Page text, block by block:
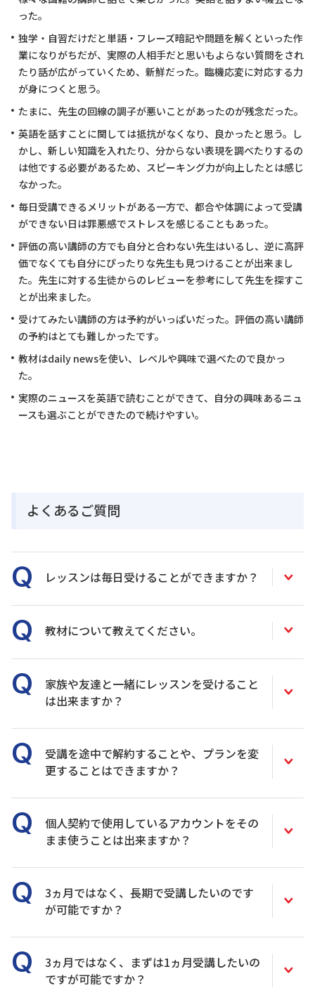
った。
独学・自習だけだと単語・フレーズ暗記や問題を解くといった作
業になりがちだが、実際の人相手だと思いもよらない質問をされ
たり話が広がっていくため、新鮮だった。臨機応変に対応する力
が身につくと思う。
たまに、先生の回線の調子が悪いことがあったのが残念だった。
英語を話すことに関しては抵抗がなくなり、良かったと思う。し
かし、新しい知識を入れたり、分からない表現を調べたりするの
は他でする必要があるため、スピーキング力が向上したとは感じ
なかった。
毎日受講できるメリットがある一方で、都合や体調によって受講
ができない日は罪悪感でストレスを感じることもあった。
評価の高い講師の方でも自分と合わない先生はいるし、逆に高評
価でなくても自分にぴったりな先生も見つけることが出来まし
た。先生に対する生徒からのレビューを参考にして先生を探すこ
とが出来ました。
受けてみたい講師の方は予約がいっぱいだった。評価の高い講師
の予約はとても難しかったです。
教材はdaily newsを使い、レベルや興味で選べたので良かっ
た。
実際のニュースを英語で読むことができて、自分の興味あるニュ
ースも選ぶことができたので続けやすい。
よくあるご質問
レッスンは毎日受けることができますか？
教材について教えてください。
家族や友達と一緒にレッスンを受けること
は出来ますか？
受講を途中で解約することや、プランを変
更することはできますか？
個人契約で使用しているアカウントをその
まま使うことは出来ますか？
3ヵ月ではなく、長期で受講したいのです
が可能ですか？
3ヵ月ではなく、まずは1ヵ月受講したいの
ですが可能ですか？